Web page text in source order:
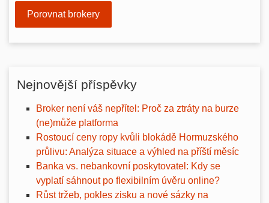
Porovnat brokery
Nejnovější příspěvky
Broker není váš nepřítel: Proč za ztráty na burze
(ne)může platforma
Rostoucí ceny ropy kvůli blokádě Hormuzského
průlivu: Analýza situace a výhled na příští měsíc
Banka vs. nebankovní poskytovatel: Kdy se
vyplatí sáhnout po flexibilním úvěru online?
Růst tržeb, pokles zisku a nové sázky na